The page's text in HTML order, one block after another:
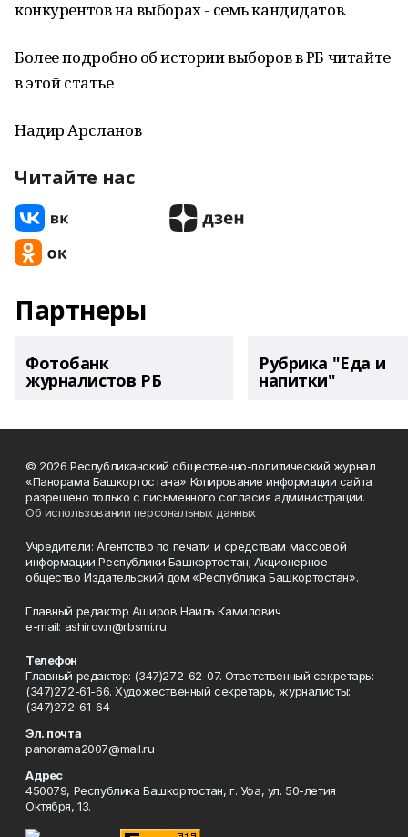
конкурентов на выборах - семь кандидатов.
Более подробно об истории выборов в РБ читайте
в этой статье
Надир Арсланов
Читайте нас
Партнеры
Фотобанк
журналистов РБ
Рубрика "Еда и
напитки"
© 2026 Республиканский общественно-политический журнал
«Панорама Башкортостана» Копирование информации сайта
разрешено только с письменного согласия администрации.
Об использовании персональных данных
Учредители: Агентство по печати и средствам массовой
информации Республики Башкортостан; Акционерное
общество Издательский дом «Республика Башкортостан».
Главный редактор Аширов Наиль Камилович
e-mail: ashirov.n@rbsmi.ru
Телефон
Главный редактор: (347)272-62-07. Ответственный секретарь:
(347)272-61-66. Художественный секретарь, журналисты:
(347)272-61-64
Эл. почта
panorama2007@mail.ru
Адрес
450079, Республика Башкортостан, г. Уфа, ул. 50-летия
Октября, 13.